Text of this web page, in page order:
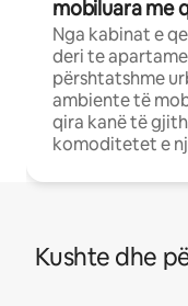
mobiluara me
Nga kabinat e
deri te
përshtatshme
ambiente të
qira kanë të
komoditetet e
Kushte dhe